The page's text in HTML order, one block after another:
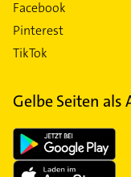
Facebook
Pinterest
TikTok
Gelbe Seiten als